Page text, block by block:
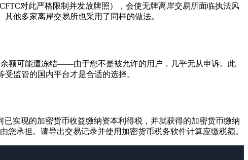
对此严格限制并发放牌照），会使无牌离岸交易所面临执法风
他多家离岸交易所也采用了同样的做法。
额可能遭冻结——由于您不是被允许的用户，几乎无从申诉。此
监管的国内平台才是合适的选择。
实现的加密货币收益缴纳资本利得税，并就获得的加密货币缴纳
承担。请导出交易记录并使用加密货币税务软件计算应缴税额。